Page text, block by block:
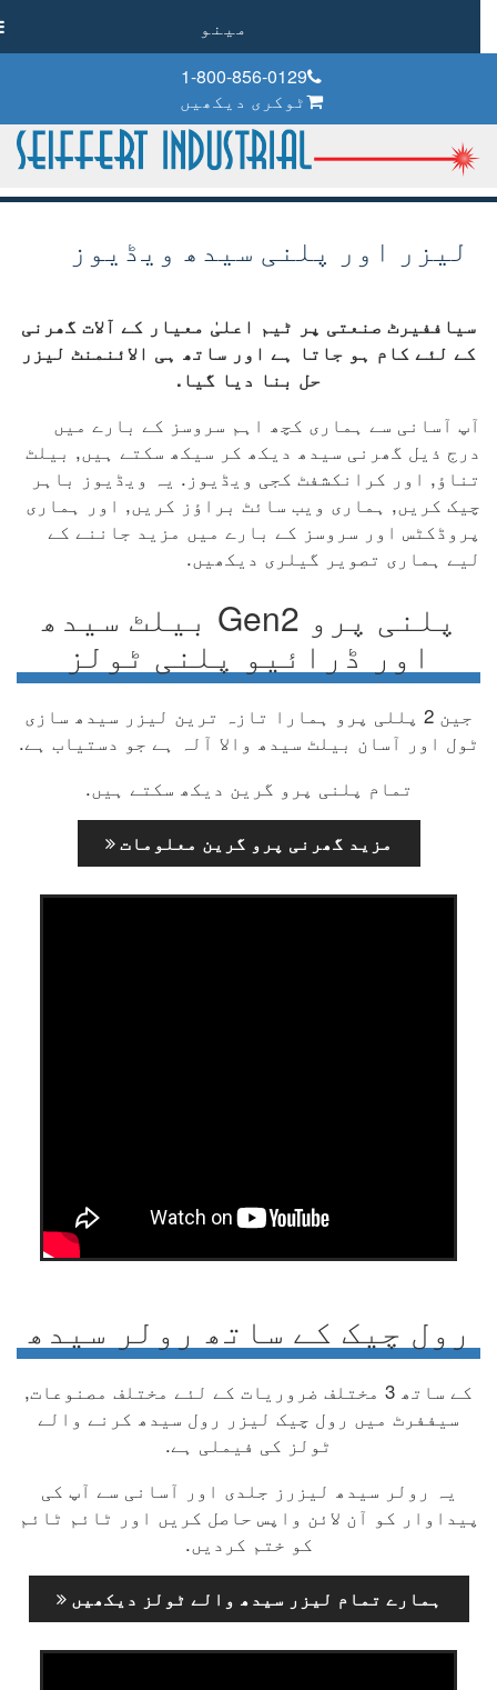
1-800-856-0129
ٹوکری دیکھیں
لیزر اور پلنی سیدھ ویڈیوز
سیاففیرٹ صنعتی پر ٹیم اعلیٰ معیار کے آلات گھرنی
کے لئے کام ہو جاتا ہے اور ساتھ ہی الائنمنٹ لیزر
حل بنا دیا گیا.
آپ آسانی سے ہماری کچھ اہم سروسز کے بارے میں
درج ذیل گھرنی سیدھ دیکھ کر سیکھ سکتے ہیں, بیلٹ
تناؤ, اور کرانکشفٹ کجی ویڈیوز. یہ ویڈیوز باہر
چیک کریں, ہماری ویب سائٹ براؤز کریں, اور ہماری
پروڈکٹس اور سروسز کے بارے میں مزید جاننے کے
لیے ہماری تصویر گیلری دیکھیں.
پلنی پرو Gen2 بیلٹ سیدھ
اور ڈرائیو پلنی ٹولز
جین 2 پللی پرو ہمارا تازہ ترین لیزر سیدھ سازی
ٹول اور آسان بیلٹ سیدھ والا آلہ ہے جو دستیاب ہے.
تمام پلنی پرو گرین دیکھ سکتے ہیں.
مزید گھرنی پرو گرین معلومات
رول چیک کے ساتھ رولر سیدھ
کے ساتھ 3 مختلف ضروریات کے لئے مختلف مصنوعات,
سیففرٹ میں رول چیک لیزر رول سیدھ کرنے والے
ٹولز کی فیملی ہے.
یہ رولر سیدھ لیزرز جلدی اور آسانی سے آپ کی
پیداوار کو آن لائن واپس حاصل کریں اور ٹائم ٹائم
کو ختم کردیں.
ہمارے تمام لیزر سیدھ والے ٹولز دیکھیں
مینو